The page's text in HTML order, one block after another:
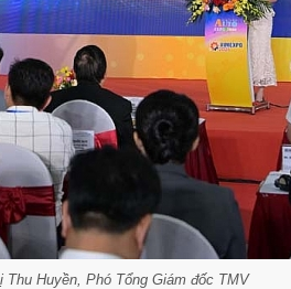
Thu Huyền, Phó Tổng Giám đốc TMV